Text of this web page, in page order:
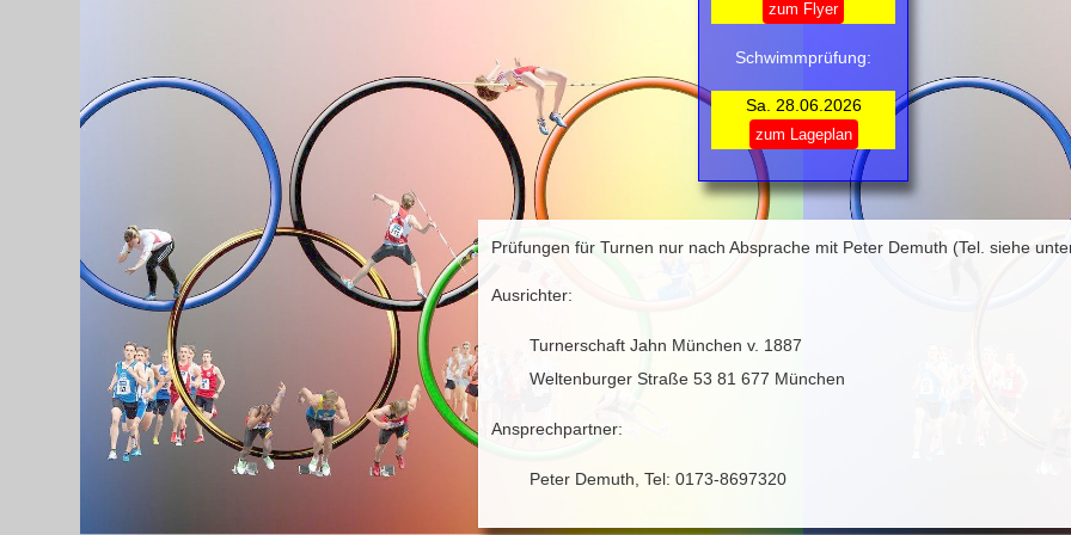
zum Flyer
Schwimmprüfung:
Sa. 28.06.2026
zum Lageplan
Prüfungen für Turnen nur nach Absprache mit Peter Demuth (Tel. siehe
Ausrichter:
Turnerschaft Jahn München v. 1887
Weltenburger Straße 53 81 677 München
Ansprechpartner:
Peter Demuth, Tel: 0173-8697320